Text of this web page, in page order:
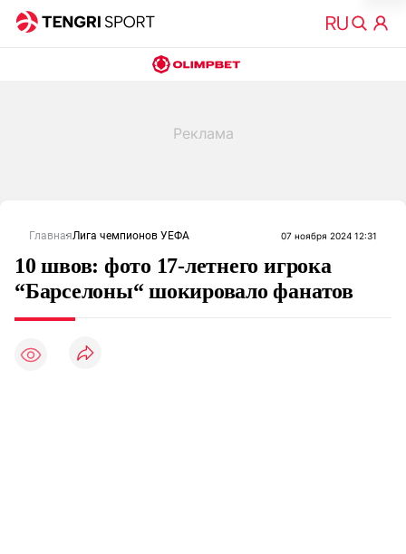
ГлавнаяЛига чемпионов УЕФА 07 ноября 2024 12:31
10 швов: фото 17-летнего игрока
“Барселоны“ шокировало фанатов